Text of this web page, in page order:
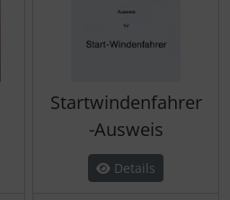
Startwindenfahrer
-Ausweis
Details